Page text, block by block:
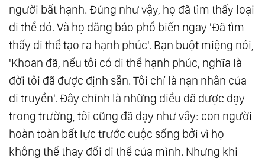
người bất hạnh. Đúng như vậy, họ đã tìm thấy loại
di thể đó. Và họ đăng báo phổ biến ngay 'Đã tìm
thấy di thể tạo ra hạnh phúc'. Bạn buột miệng nói,
'Khoan đã, nếu tôi có di thể hạnh phúc, nghĩa là
đời tôi đã được định sẵn. Tôi chỉ là nạn nhân của
di truyền'. Đây chính là những điều đã được dạy
trong trường, tôi cũng đã dạy như vầy: con người
hoàn toàn bất lực trước cuộc sống bởi vì họ
không thể thay đổi di thể của mình. Nhưng khi